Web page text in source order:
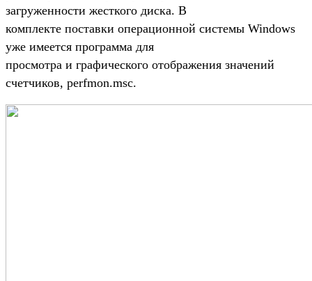
загруженности жесткого диска. В
комплекте поставки операционной системы Windows
уже имеется программа для
просмотра и графического отображения значений
счетчиков, perfmon.msc.